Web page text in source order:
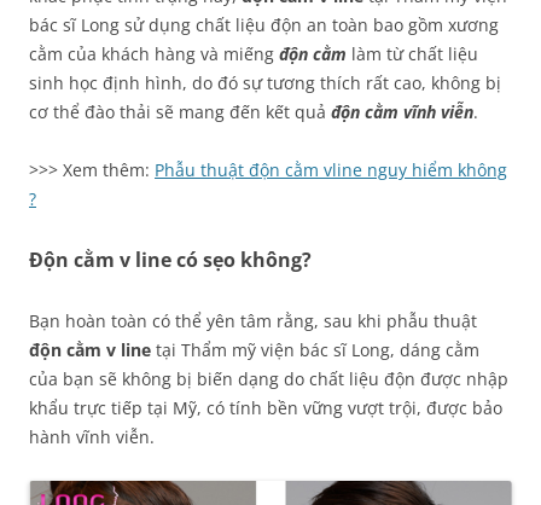
bác sĩ Long sử dụng chất liệu độn an toàn bao gồm xương
cằm của khách hàng và miếng độn cằm làm từ chất liệu
sinh học định hình, do đó sự tương thích rất cao, không bị
cơ thể đào thải sẽ mang đến kết quả độn cằm vĩnh viễn.
>>> Xem thêm: Phẫu thuật độn cằm vline nguy hiểm không
?
Độn cằm v line có sẹo không?
Bạn hoàn toàn có thể yên tâm rằng, sau khi phẫu thuật
độn cằm v line tại Thẩm mỹ viện bác sĩ Long, dáng cằm
của bạn sẽ không bị biến dạng do chất liệu độn được nhập
khẩu trực tiếp tại Mỹ, có tính bền vững vượt trội, được bảo
hành vĩnh viễn.